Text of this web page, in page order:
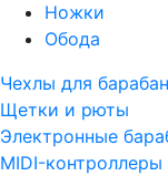
Ножки
Обода
Чехлы для
Щетки и рюты
Электронные
MIDI-контроллеры